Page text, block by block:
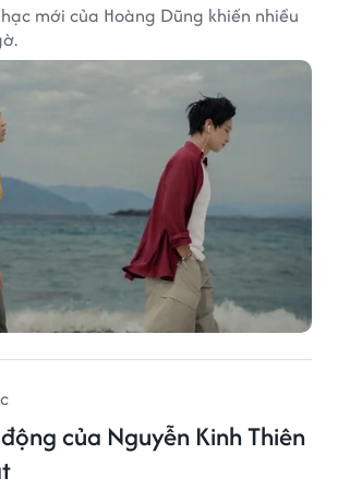
mới của Hoàng Dũng khiến nhiều
của Nguyễn Kinh Thiên